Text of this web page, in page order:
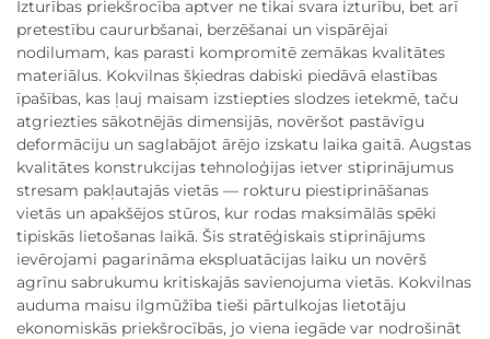
Izturības priekšrocība aptver ne tikai svara izturību, bet arī
pretestību caururbšanai, berzēšanai un vispārējai
nodilumam, kas parasti kompromitē zemākas kvalitātes
materiālus. Kokvilnas šķiedras dabiski piedāvā elastības
īpašības, kas ļauj maisam izstiepties slodzes ietekmē, taču
atgriezties sākotnējās dimensijās, novēršot pastāvīgu
deformāciju un saglabājot ārējo izskatu laika gaitā. Augstas
kvalitātes konstrukcijas tehnoloģijas ietver stiprinājumus
stresam pakļautajās vietās — rokturu piestiprināšanas
vietās un apakšējos stūros, kur rodas maksimālās spēki
tipiskās lietošanas laikā. Šis stratēģiskais stiprinājums
ievērojami pagarināma ekspluatācijas laiku un novērš
agrīnu sabrukumu kritiskajās savienojuma vietās. Kokvilnas
auduma maisu ilgmūžība tieši pārtulkojas lietotāju
ekonomiskās priekšrocībās, jo viena iegāde var nodrošināt